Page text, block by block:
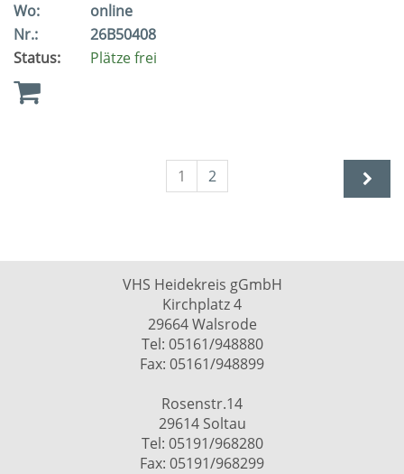
Wo:
online
Nr.:
26B50408
Status:
Plätze frei
1 2
VHS Heidekreis gGmbH
Kirchplatz 4
29664 Walsrode
Tel: 05161/948880
Fax: 05161/948899
Rosenstr.14
29614 Soltau
Tel: 05191/968280
Fax: 05191/968299